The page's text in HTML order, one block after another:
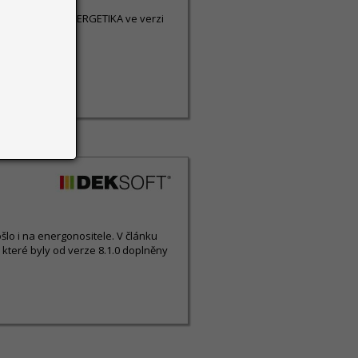
programu ENERGETIKA ve verzi
i na energonositele. V článku
byly od verze 8.1.0 doplněny